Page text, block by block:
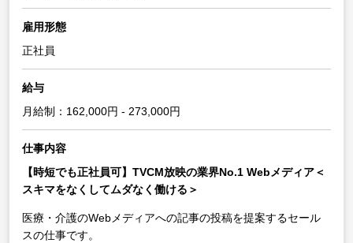
雇用形態
正社員
給与
月給制：162,000円 - 273,000円
仕事内容
【時短でも正社員可】TVCM放映の業界No.1 Webメディア＜
スキマをなくしてムダなく働ける＞
医療・介護のWebメディアへの記事の投稿を提案するセール
スの仕事です。